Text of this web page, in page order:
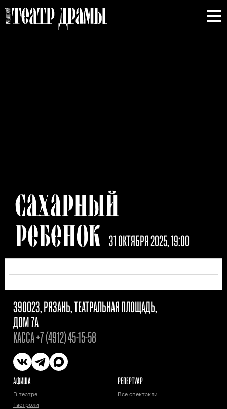
САХАРНЫЙ
РЕБЕНОК 31 ОКТЯБРЯ 2025, 19:00
390023, РЯЗАНЬ, ТЕАТРАЛЬНАЯ ПЛОЩАДЬ,
ДОМ 7А
КАССА+7 (4912) 45-15-58
АФИША
В театре
Гастроли
РЕПЕРТУАР
Все спектакли